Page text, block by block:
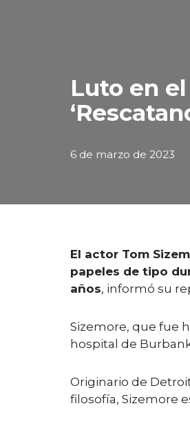
Luto en
6 de marzo de 2023
El actor Tom
papeles de tipo
años, informó su
Sizemore, que fue
hospital de
Originario de
filosofía, Sizemore